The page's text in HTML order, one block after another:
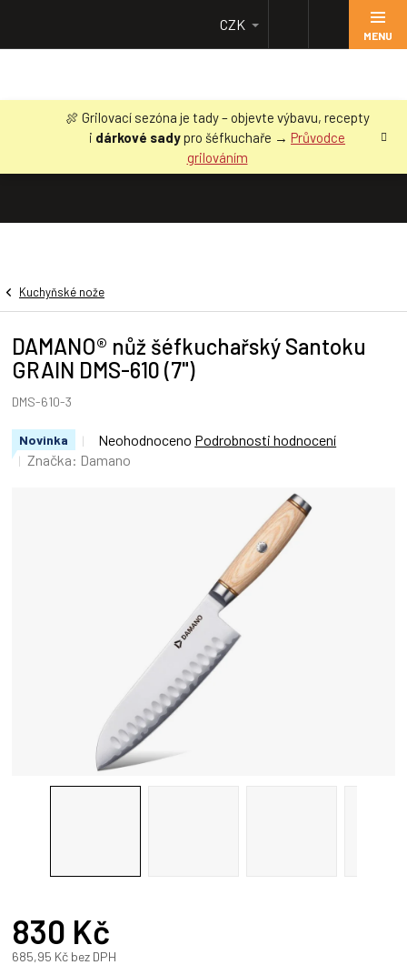
obsah
🍖 Grilovací sezóna je tady – objevte výbavu, recepty
i dárkové sadypro šéfkuchaře → Průvodce
grilováním
CZK
Kuchyňské nože
DAMANO® nůž šéfkuchařský Santoku
GRAIN DMS-610 (7")
DMS-610-3
Novinka
Průměrné
hodnocení
Neohodnoceno Podrobnosti hodnocení
Značka: Damano
830 Kč
685,95 Kč bez DPH